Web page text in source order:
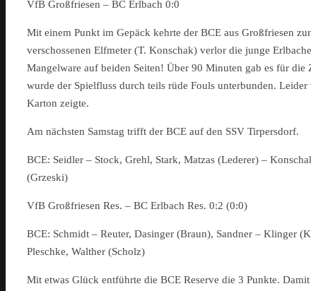
VfB Großfriesen – BC Erlbach 0:0
Mit einem Punkt im Gepäck kehrte der BCE aus Großfriesen
verschossenen Elfmeter (T. Konschak) verlor die junge
Mangelware auf beiden Seiten! Über 90 Minuten gab es für
wurde der Spielfluss durch teils rüde Fouls unterbunden.
Karton zeigte.
Am nächsten Samstag trifft der BCE auf den SSV Tirpersdorf.
BCE: Seidler – Stock, Grehl, Stark, Matzas (Lederer) –
(Grzeski)
VfB Großfriesen Res. – BC Erlbach Res. 0:2 (0:0)
BCE: Schmidt – Reuter, Dasinger (Braun), Sandner – Klinger
Pleschke, Walther (Scholz)
Mit etwas Glück entführte die BCE Reserve die 3 Punkte.